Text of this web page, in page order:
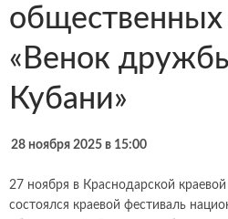
«Венок
Кубани»
28 ноября 2025 в 15:00
27 ноября в Краснодарской
состоялся краевой фестиваль